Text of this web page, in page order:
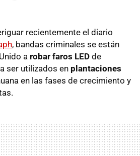
recientemente el diario
, bandas criminales se están
a robar faros LED de
ser utilizados en plantaciones
en las fases de crecimiento y